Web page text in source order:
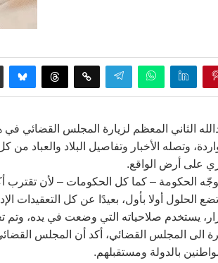
الثاني المعظم لزيارة المجلس القضائي في
وتصله الأخبار وتفاصيل البلاد والعباد
على أرض الواقع.
الحكومة – كما كل الحكومات – لأن تقترب
الحلول أولا بأول، بعيدًا عن كل التعقيدات
يستخدم صلاحياته التي وضعت في يده، وتم
الى المجلس القضائي، أكد أن المجلس
بالدولة ومستقبلهم.